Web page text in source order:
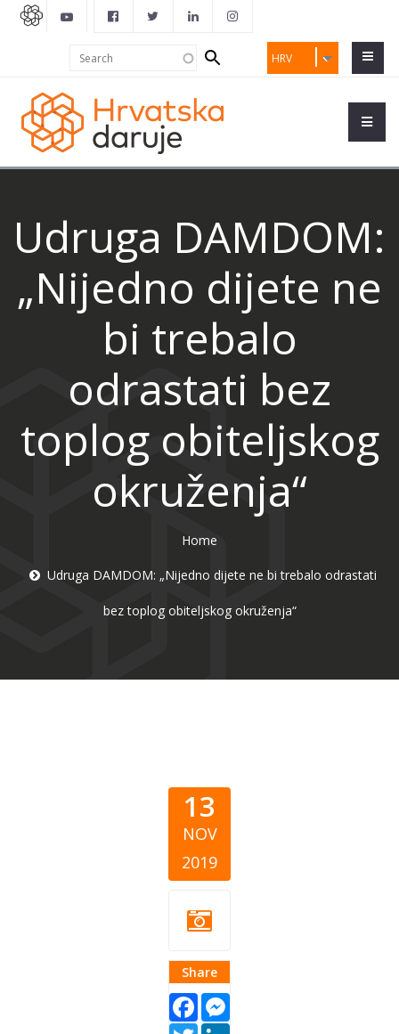
HRV
Search
form
Udruga DAMDOM:
„Nijedno dijete ne
bi trebalo
odrastati bez
toplog obiteljskog
okruženja“
Home
Udruga DAMDOM: „Nijedno dijete ne bi trebalo odrastati
bez toplog obiteljskog okruženja“
13
NOV
2019
Share
Facebook